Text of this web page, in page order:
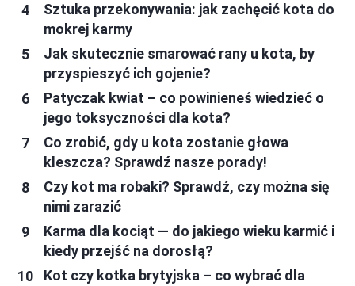
Sztuka przekonywania: jak zachęcić kota do
mokrej karmy
Jak skutecznie smarować rany u kota, by
przyspieszyć ich gojenie?
Patyczak kwiat – co powinieneś wiedzieć o
jego toksyczności dla kota?
Co zrobić, gdy u kota zostanie głowa
kleszcza? Sprawdź nasze porady!
Czy kot ma robaki? Sprawdź, czy można się
nimi zarazić
Karma dla kociąt — do jakiego wieku karmić i
kiedy przejść na dorosłą?
Kot czy kotka brytyjska – co wybrać dla